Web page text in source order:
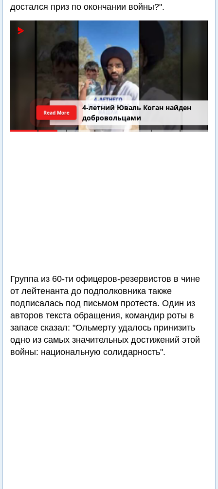
достался приз по окончании войны?".
4-летний Юваль Коган найден
добровольцами
Read More
Группа из 60-ти офицеров-резервистов в чине
от лейтенанта до подполковника также
подписалась под письмом протеста. Один из
авторов текста обращения, командир роты в
запасе сказал: "Ольмерту удалось принизить
одно из самых значительных достижений этой
войны: национальную солидарность".